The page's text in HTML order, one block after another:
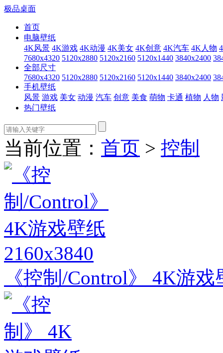
极品桌面
首页
电脑壁纸
4K风景 4K游戏 4K动漫 4K美女 4K创意 4K汽车 4K人物
7680x4320 5120x2880 5120x2160 5120x1440 3840x2400
全部尺寸
7680x4320 5120x2880 5120x2160 5120x1440 3840x2400
手机壁纸
风景 游戏 美女 动漫 汽车 创意 美食 萌物 卡通 植物 人物
热门壁纸
当前位置： 首页 > 控制
2160x3840
《控制/Control》 4K游戏